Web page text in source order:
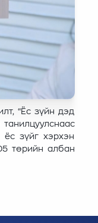
“Ёс зүйн дэд
зүйг хэрхэн
төрийн албан